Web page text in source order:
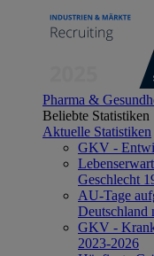
Pharma &
Beliebte Statistiken
Aktuelle Statistiken
GKV -
Geschlecht
AU-Tage
Deutschland
GKV -
2023-2026